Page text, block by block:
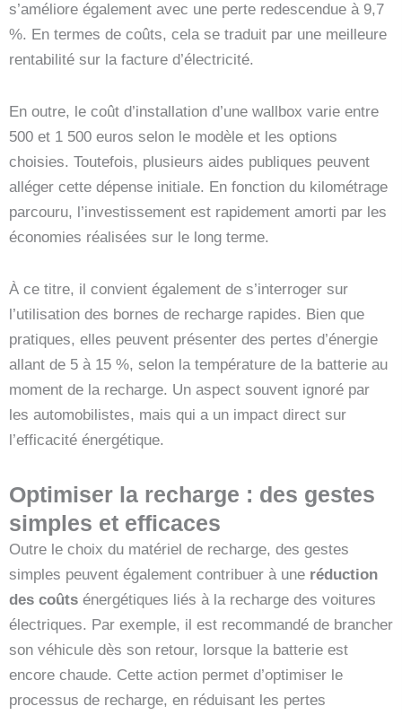
s’améliore également avec une perte redescendue à 9,7
%. En termes de coûts, cela se traduit par une meilleure
rentabilité sur la facture d’électricité.
En outre, le coût d’installation d’une wallbox varie entre
500 et 1 500 euros selon le modèle et les options
choisies. Toutefois, plusieurs aides publiques peuvent
alléger cette dépense initiale. En fonction du kilométrage
parcouru, l’investissement est rapidement amorti par les
économies réalisées sur le long terme.
À ce titre, il convient également de s’interroger sur
l’utilisation des bornes de recharge rapides. Bien que
pratiques, elles peuvent présenter des pertes d’énergie
allant de 5 à 15 %, selon la température de la batterie au
moment de la recharge. Un aspect souvent ignoré par
les automobilistes, mais qui a un impact direct sur
l’efficacité énergétique.
Optimiser la recharge : des gestes
simples et efficaces
Outre le choix du matériel de recharge, des gestes
simples peuvent également contribuer à une réduction
des coûts énergétiques liés à la recharge des voitures
électriques. Par exemple, il est recommandé de brancher
son véhicule dès son retour, lorsque la batterie est
encore chaude. Cette action permet d’optimiser le
processus de recharge, en réduisant les pertes